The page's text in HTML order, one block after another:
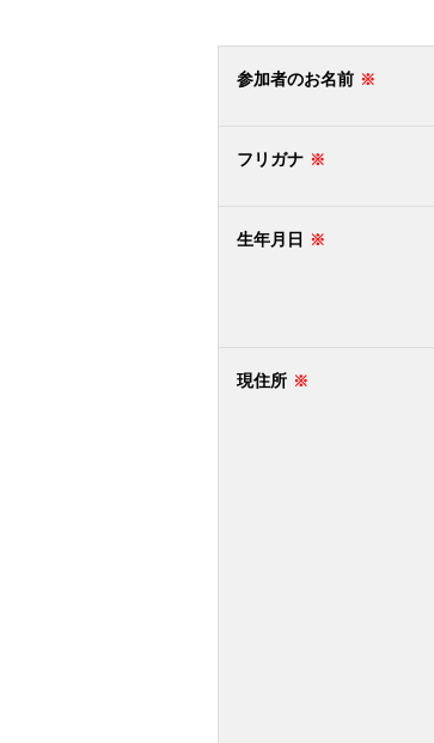
参加者のお名前
フリガナ
生年月日
現住所